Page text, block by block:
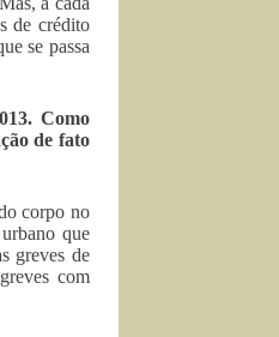
de crédito
se passa
Como
de fato
corpo no
que
greves de
com